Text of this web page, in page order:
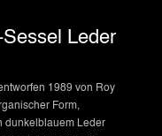
Leder
1989 von Roy
Form,
dunkelblauem Leder